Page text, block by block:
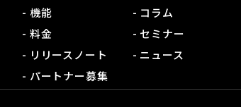
- 機能
- 料金
- リリースノート
- パートナー募集
- コラム
- セミナー
- ニュース